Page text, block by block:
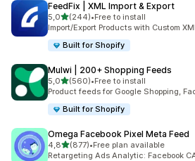
FeedFix | XML Import & Export
5,0stelle su 5
(244)
244 recensioni totali
•Free to install
Import/Export Products with Custom
Built for Shopify
Mulwi | 200+ Shopping Feeds
5,0stelle su 5
(560)
560 recensioni totali
•Free to install
Product feeds for Google Shopping,
Built for Shopify
Omega Facebook Pixel Meta Feed
4,8stelle su 5
(877)
877 recensioni totali
•Free plan available
Retargeting Ads Analytic: Facebook